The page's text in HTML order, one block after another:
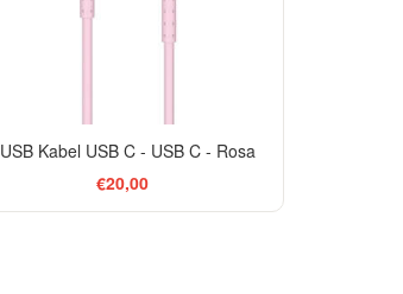
USB Kabel USB C - USB C - Rosa
€20,00